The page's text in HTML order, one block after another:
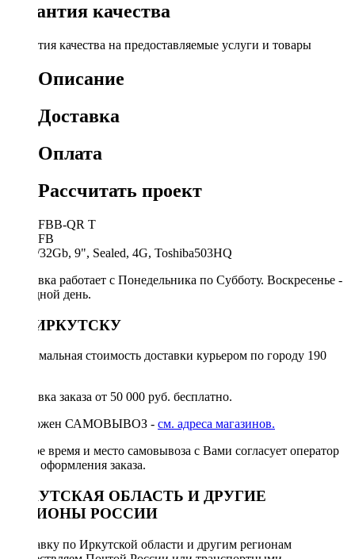
Гарантия качества
Гарантия качества на предоставляемые услуги и товары
Описание
Доставка
Оплата
Рассчитать проект
KS-MFBB-QR T
KS-MFB
Ver: 4/32Gb, 9", Sealed, 4G, Toshiba503HQ
Доставка работает с Понедельника по Субботу. Воскресенье -
выходной день.
ПО ИРКУТСКУ
Минимальная стоимость доставки курьером по городу 190
Доставка заказа от 50 000 руб. бесплатно.
Возможен САМОВЫВОЗ - см. адреса магазинов.
Точное время и место самовывоза с Вами согласует оператор
после оформления заказа.
ИРКУТСКАЯ ОБЛАСТЬ И ДРУГИЕ
РЕГИОНЫ РОССИИ
Отправку по Иркутской области и другим регионам